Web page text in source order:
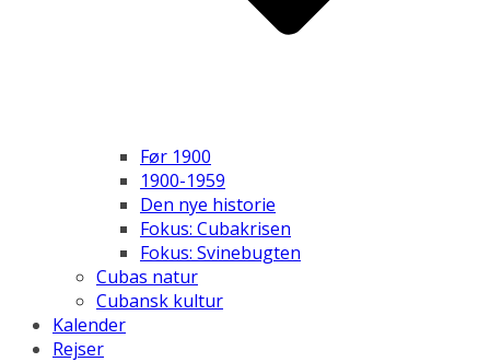
Før 1900
1900-1959
Den nye historie
Fokus: Cubakrisen
Fokus: Svinebugten
Cubas natur
Cubansk kultur
Kalender
Rejser